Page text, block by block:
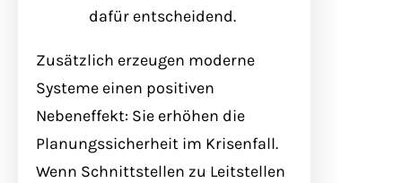
dafür entscheidend.
Zusätzlich erzeugen moderne
Systeme einen positiven
Nebeneffekt: Sie erhöhen die
Planungssicherheit im Krisenfall.
Wenn Schnittstellen zu Leitstellen